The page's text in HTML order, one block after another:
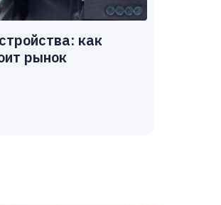
как
рынок